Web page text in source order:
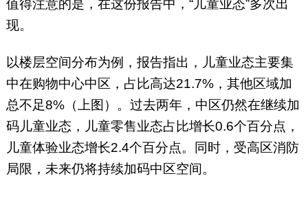
值得注意的是，在这份报告中，“儿童业态”多次出
现。
以楼层空间分布为例，报告指出，儿童业态主要集
中在购物中心中区，占比高达21.7%，其他区域加
总不足8%（上图）。过去两年，中区仍然在继续加
码儿童业态，儿童零售业态占比增长0.6个百分点，
儿童体验业态增长2.4个百分点。同时，受高区消防
局限，未来仍将持续加码中区空间。